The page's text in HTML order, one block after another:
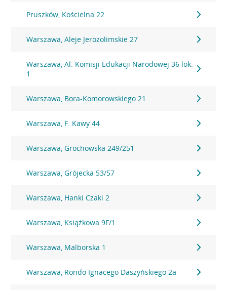
Pruszków, Kościelna 22
Warszawa, Aleje Jerozolimskie 27
Warszawa, Al. Komisji Edukacji Narodowej 36 lok.
1
Warszawa, Bora-Komorowskiego 21
Warszawa, F. Kawy 44
Warszawa, Grochowska 249/251
Warszawa, Grójecka 53/57
Warszawa, Hanki Czaki 2
Warszawa, Książkowa 9F/1
Warszawa, Malborska 1
Warszawa, Rondo Ignacego Daszyńskiego 2a